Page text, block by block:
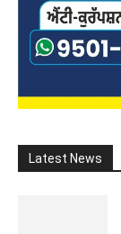
Latest News